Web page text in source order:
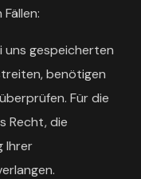
uns gespeicherten
benötigen
Für die
Recht, die
Ihrer